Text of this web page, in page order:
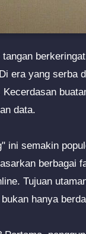
era yang
data.
ini semakin
berbagai
Tujuan
hanya